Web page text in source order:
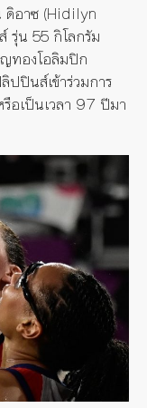
ดิอาซ (Hidilyn
น 55 กิโลกรัม
ญทองโอลิมปิก
ปปินส์เข้าร่วมการ
อเป็นเวลา 97 ปีมา